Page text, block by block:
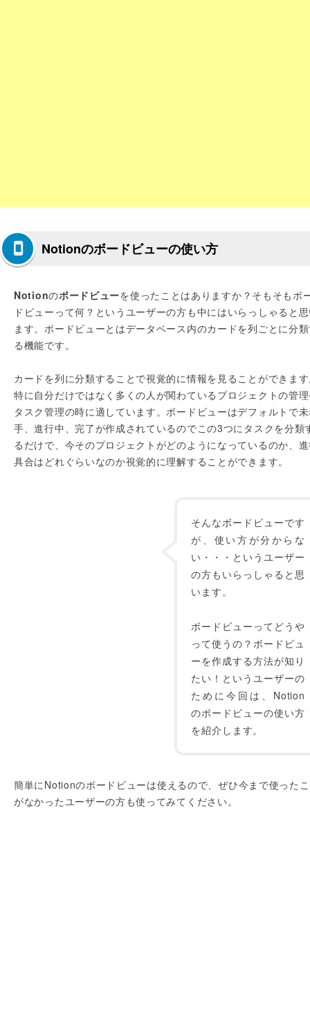
Notionのボードビューの使い方
Notionのボードビューを使ったことはありますか？そもそもボ
ドビューって何？というユーザーの方も中にはいらっしゃると
ます。ボードビューとはデータベース内のカードを列ごとに分
る機能です。
カードを列に分類することで視覚的に情報を見ることができま
特に自分だけではなく多くの人が関わているプロジェクトの管
タスク管理の時に適しています。ボードビューはデフォルトで
手、進行中、完了が作成されているのでこの3つにタスクを分類
るだけで、今そのプロジェクトがどのようになっているのか、
具合はどれぐらいなのか視覚的に理解することができます。
そんなボードビューです
が、使い方が分からな
い・・・というユーザー
の方もいらっしゃると思
います。
ボードビューってどうや
って使うの？ボードビュ
ーを作成する方法が知り
たい！というユーザーの
ために今回は、Notion
のボードビューの使い方
を紹介します。
簡単にNotionのボードビューは使えるので、ぜひ今まで使った
がなかったユーザーの方も使ってみてください。